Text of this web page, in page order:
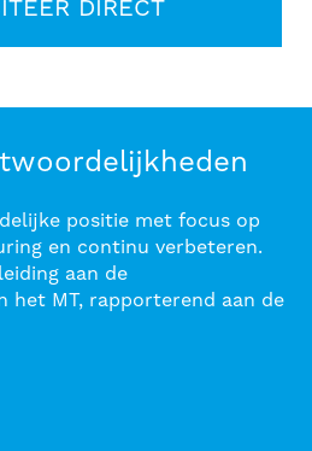
DIRECT
positie met focus op
en continu verbeteren.
aan de
het MT, rapporterend aan de